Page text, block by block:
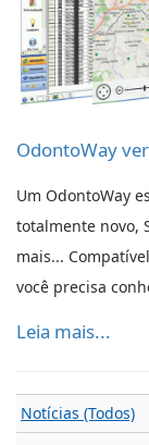
OdontoWay
Um OdontoWay
totalmente novo,
mais...
você precisa
Leia mais...
Notícias (Todos)